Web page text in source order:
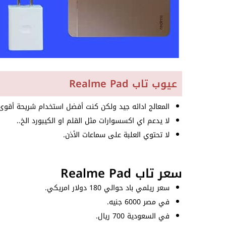
عيوب تاب Realme Pad
المعالج ادائه جيد ولكن كنت أفضل استخدام شريحة
لا يدعم اي اكسسوارات مثل القلم او الكيبورد الخ..
لا تحتوي العلبة على سماعات الأذن.
سعر تاب Realme Pad
سعر ريلمي باد حوالي 180 دولار امريكي.
في مصر 6000 جنيه.
في السعودية 700 ريال.